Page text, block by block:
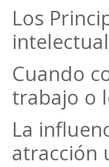
Los
Cuando
trabajo o
La
atracción